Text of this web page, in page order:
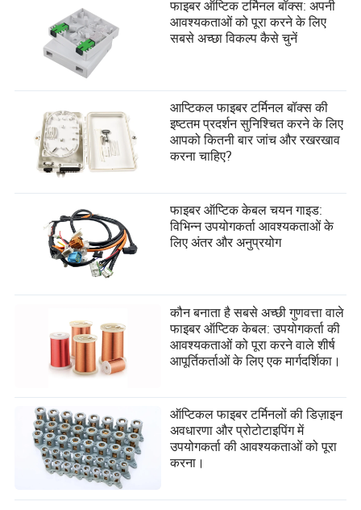
फाइबर ऑप्टिक टर्मिनल बॉक्स: अपनी
आवश्यकताओं को पूरा करने के लिए
सबसे अच्छा विकल्प कैसे चुनें
आप्टिकल फाइबर टर्मिनल बॉक्स की
इष्टतम प्रदर्शन सुनिश्चित करने के लिए
आपको कितनी बार जांच और रखरखाव
करना चाहिए?
फाइबर ऑप्टिक केबल चयन गाइड:
विभिन्न उपयोगकर्ता आवश्यकताओं के
लिए अंतर और अनुप्रयोग
कौन बनाता है सबसे अच्छी गुणवत्ता वाले
फाइबर ऑप्टिक केबल: उपयोगकर्ता की
आवश्यकताओं को पूरा करने वाले शीर्ष
आपूर्तिकर्ताओं के लिए एक मार्गदर्शिका।
ऑप्टिकल फाइबर टर्मिनलों की डिज़ाइन
अवधारणा और प्रोटोटाइपिंग में
उपयोगकर्ता की आवश्यकताओं को पूरा
करना।